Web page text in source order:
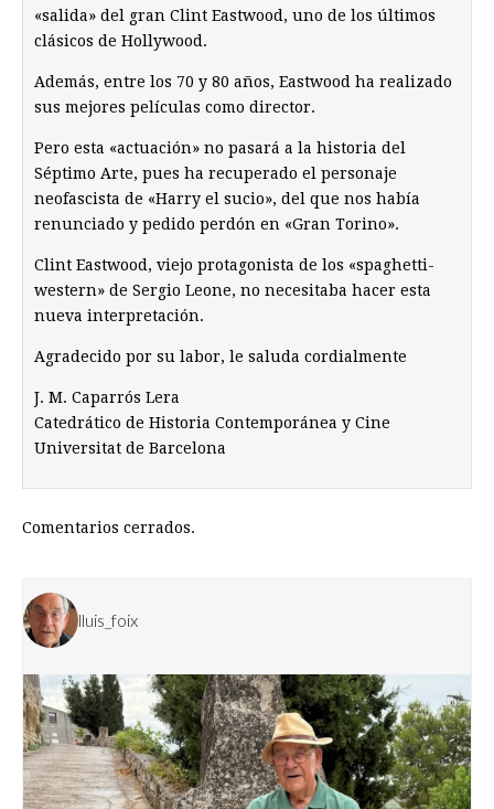
«salida» del gran Clint Eastwood, uno de los últimos
clásicos de Hollywood.
Además, entre los 70 y 80 años, Eastwood ha realizado
sus mejores películas como director.
Pero esta «actuación» no pasará a la historia del
Séptimo Arte, pues ha recuperado el personaje
neofascista de «Harry el sucio», del que nos había
renunciado y pedido perdón en «Gran Torino».
Clint Eastwood, viejo protagonista de los «spaghetti-
western» de Sergio Leone, no necesitaba hacer esta
nueva interpretación.
Agradecido por su labor, le saluda cordialmente
J. M. Caparrós Lera
Catedrático de Historia Contemporánea y Cine
Universitat de Barcelona
Comentarios cerrados.
lluis_foix